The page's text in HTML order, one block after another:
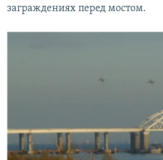
заграждениях перед мостом.